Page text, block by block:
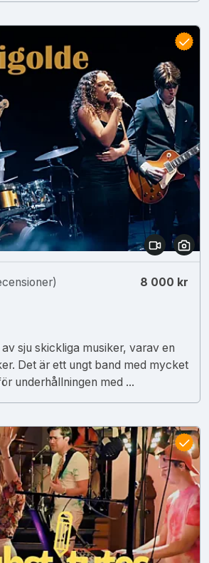
8 000 kr
sju skickliga musiker, varav en
Det är ett ungt band med mycket
underhållningen med ...